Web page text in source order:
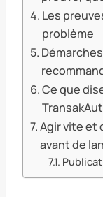
Les
problème
Ce que
Agir vite et
avant de